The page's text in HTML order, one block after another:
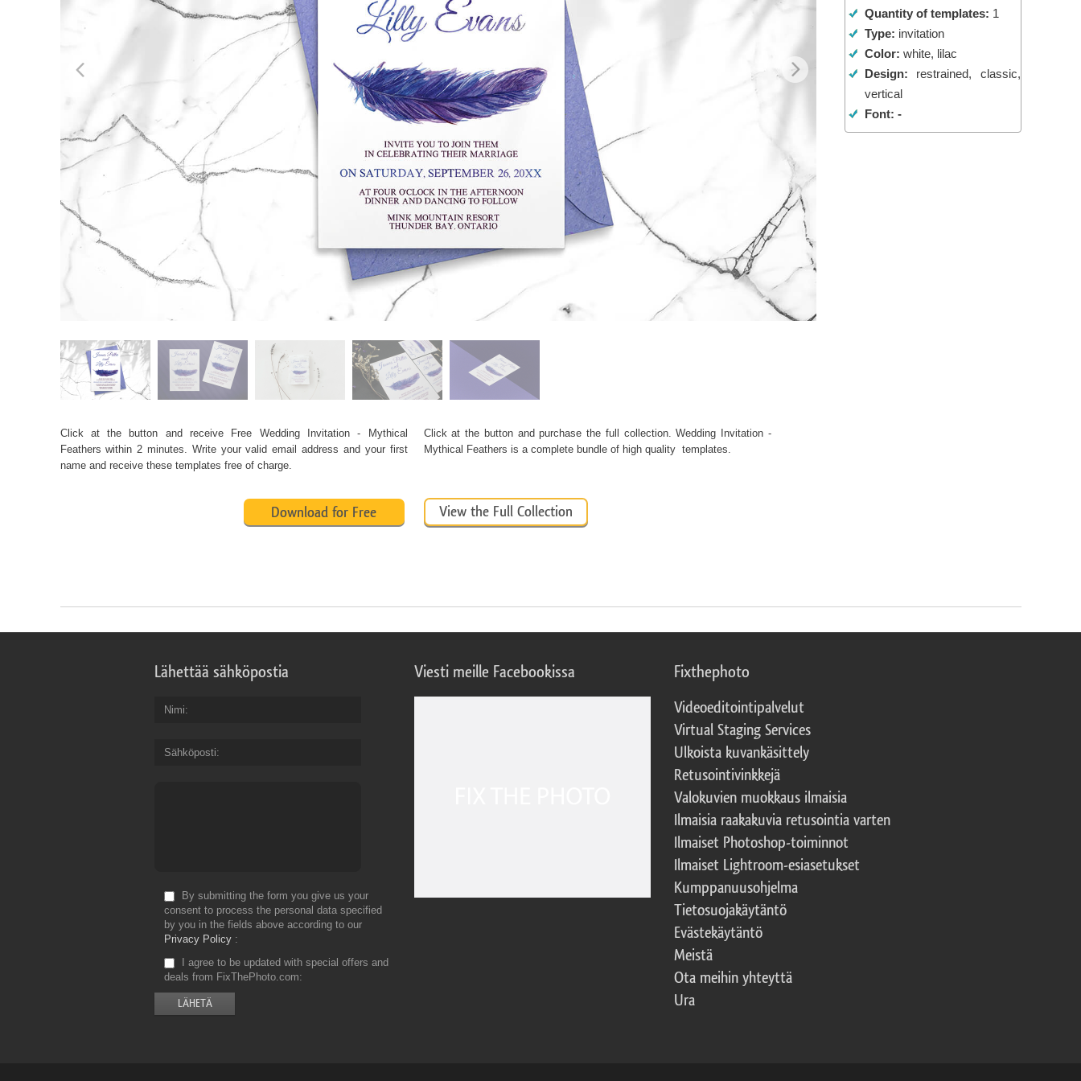
Tuotteen valokuvien muokkaus Korujen valokuvien muokkaus Video Editing ServicesQuantity of templates: 1
Type: invitation
Color: white, lilac
Design: restrained, classic,
vertical
Font: -
Click at the button and receive Free Wedding Invitation - Mythical
Feathers within 2 minutes. Write your valid email address and your first
name and receive these templates free of charge.
Click at the button and purchase the full collection. Wedding Invitation -
Mythical Feathers is a complete bundle of high quality templates.
Download for Free View the Full Collection
Lähettää sähköpostia
Nimi
Sähköposti
By submitting the form you give us your
consent to process the personal data specified
by you in the fields above according to our
Privacy Policy
I agree to be updated with special offers and
deals from FixThePhoto.com
Viesti meille Facebookissa Fixthephoto
Videoeditointipalvelut
Virtual Staging Services
Ulkoista kuvankäsittely
Retusointivinkkejä
Valokuvien muokkaus ilmaisia
Ilmaisia raakakuvia retusointia varten
Ilmaiset Photoshop-toiminnot
Ilmaiset Lightroom-esiasetukset
Kumppanuusohjelma
Tietosuojakäytäntö
Evästekäytäntö
Meistä
Ota meihin yhteyttä
Ura